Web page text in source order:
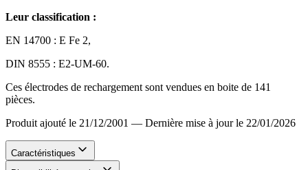
Leur classification :
EN 14700 : E Fe 2,
DIN 8555 : E2-UM-60.
Ces électrodes de rechargement sont vendues en boite de 141
pièces.
Produit ajouté le 21/12/2001 — Dernière mise à jour le 22/01/2026
Caractéristiques